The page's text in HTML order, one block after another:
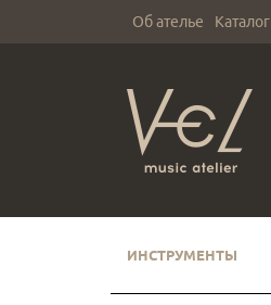
Об ателье Каталог
ИНСТРУМЕНТЫ